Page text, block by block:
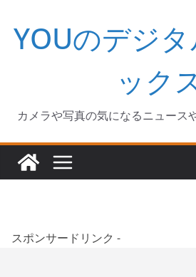
キ
YOUのデジ
ック
カメラや写真の気になるニュース
スポンサードリンク -